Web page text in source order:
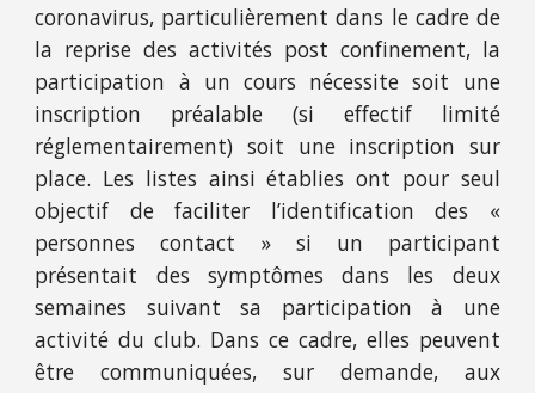
coronavirus, particulièrement dans le cadre de
la reprise des activités post confinement, la
participation à un cours nécessite soit une
inscription préalable (si effectif limité
réglementairement) soit une inscription sur
place. Les listes ainsi établies ont pour seul
objectif de faciliter l’identification des «
personnes contact » si un participant
présentait des symptômes dans les deux
semaines suivant sa participation à une
activité du club. Dans ce cadre, elles peuvent
être communiquées, sur demande, aux